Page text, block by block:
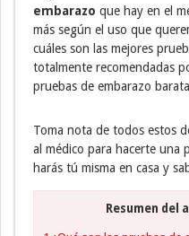
embarazo que hay en el
más según el uso que
cuáles son las mejores
totalmente recomendadas
pruebas de embarazo
Toma nota de todos estos
al médico para hacerte una
harás tú misma en casa y
Resumen del